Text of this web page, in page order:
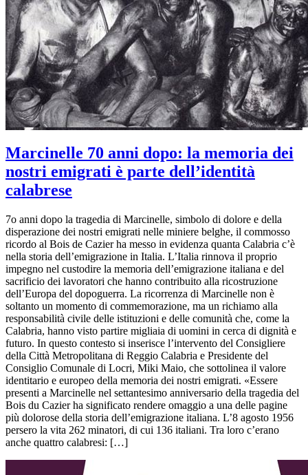
Marcinelle 70 anni dopo: la memoria dei
nostri emigrati è parte dell’identità
calabrese
7o anni dopo la tragedia di Marcinelle, simbolo di dolore e della
disperazione dei nostri emigrati nelle miniere belghe, il commosso
ricordo al Bois de Cazier ha messo in evidenza quanta Calabria c’è
nella storia dell’emigrazione in Italia. L’Italia rinnova il proprio
impegno nel custodire la memoria dell’emigrazione italiana e del
sacrificio dei lavoratori che hanno contribuito alla ricostruzione
dell’Europa del dopoguerra. La ricorrenza di Marcinelle non è
soltanto un momento di commemorazione, ma un richiamo alla
responsabilità civile delle istituzioni e delle comunità che, come la
Calabria, hanno visto partire migliaia di uomini in cerca di dignità e
futuro. In questo contesto si inserisce l’intervento del Consigliere
della Città Metropolitana di Reggio Calabria e Presidente del
Consiglio Comunale di Locri, Miki Maio, che sottolinea il valore
identitario e europeo della memoria dei nostri emigrati. «Essere
presenti a Marcinelle nel settantesimo anniversario della tragedia del
Bois du Cazier ha significato rendere omaggio a una delle pagine
più dolorose della storia dell’emigrazione italiana. L’8 agosto 1956
persero la vita 262 minatori, di cui 136 italiani. Tra loro c’erano
anche quattro calabresi: […]